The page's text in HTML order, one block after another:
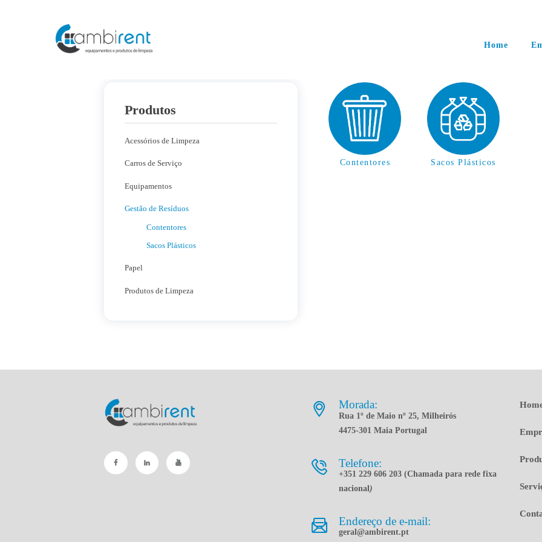
Home
Empresa
Contentores Sacos Plásticos
Produtos
Acessórios de Limpeza
Carros de Serviço
Equipamentos
Gestão de Resíduos
Contentores
Sacos Plásticos
Papel
Produtos de Limpeza
Morada:
Rua 1º de Maio nº 25, Milheirós
4475-301 Maia Portugal
Telefone:
+351 229 606 203 (Chamada para rede fixa
nacional)
Endereço de e-mail:
geral@ambirent.pt